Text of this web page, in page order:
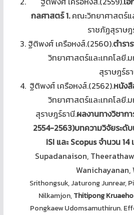
กลศาสตร์ 1.คณะวิทยาศาสตร์แ
ราชภัฏสุราษฎ
ฐิติพงศ์ เครือหงส์.(2560).ตำรา
วิทยาศาสตร์และเทคโลยี.
สุราษฎร์ธ
ฐิติพงศ์ เครือหงส์.(2562).หนังสื
วิทยาศาสตร์และเทคโลยี.
สุราษฎร์ธานี.ผลงานทางวิชาก
2554-2563)บทความวิจัยระดั
ISI และ Scopusจำนวน 14
Supadanaison,
Wanichayanan,
Srithongsuk, Jaturong Junrear,
Nilkamjon,Thitipong
Pongkaew Udomsamuthirun.